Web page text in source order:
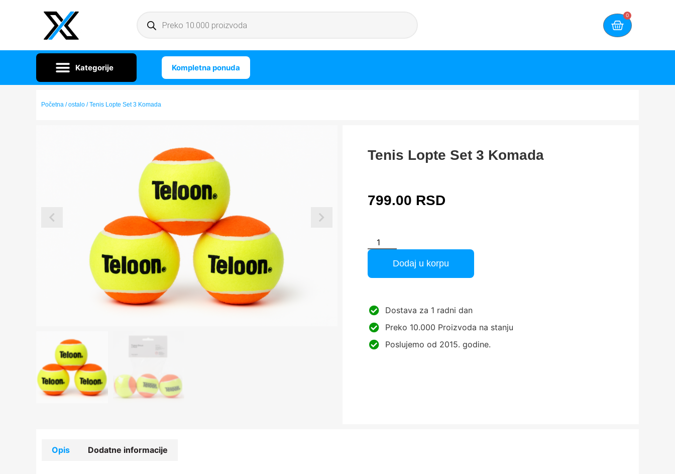
0
Kompletna ponuda
Početna /ostalo / Tenis Lopte Set 3 Komada
Tenis Lopte Set 3 Komada
799.00 RSD
Dodaj u korpu
Dostava za 1 radni dan
Preko 10.000 Proizvoda na stanju
Poslujemo od 2015. godine.
Opis Dodatne informacije